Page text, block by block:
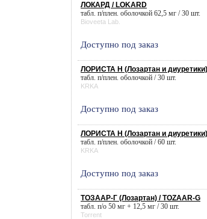
ЛОКАРД / LOKARD
табл. п/плен. оболочкой 62,5 мг / 30 шт.
Bioveeta Lab.
Доступно под заказ
ЛОРИСТА H (Лозартан и
табл. п/плен. оболочкой / 30 шт.
KRKA
Доступно под заказ
ЛОРИСТА H (Лозартан и
табл. п/плен. оболочкой / 60 шт.
KRKA
Доступно под заказ
ТОЗААР-Г (Лозартан) / TOZAAR-G
табл. п/о 50 мг + 12,5 мг / 30 шт.
Torrent